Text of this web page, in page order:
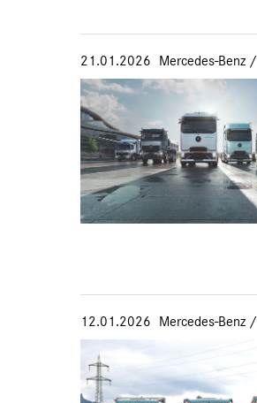
21.01.2026 Mercedes-Benz /
12.01.2026 Mercedes-Benz /